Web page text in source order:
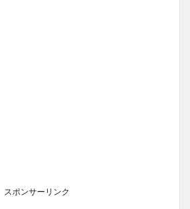
スポンサーリンク